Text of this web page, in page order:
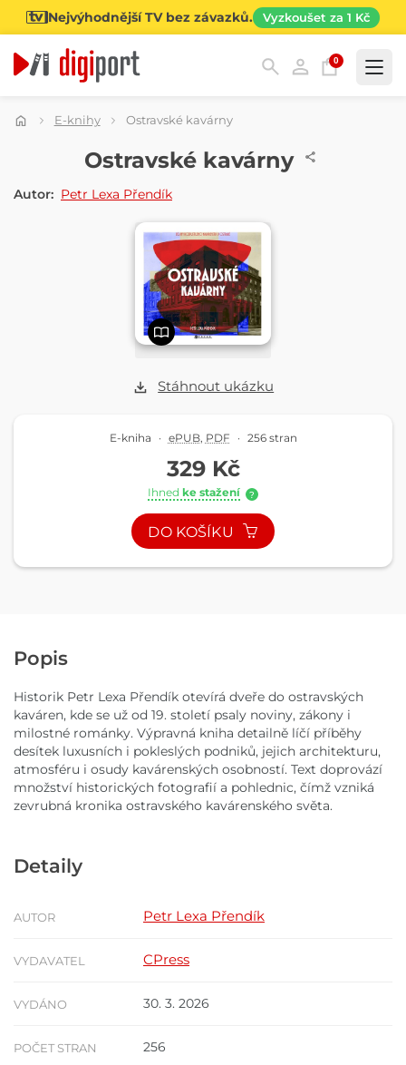
Nejvýhodnější TV bez závazků. Vyzkoušet za 1 Kč
0
Kategorie
E-knihy Ostravské kavárny
Stáhnout ukázku
Ostravské kavárny
Autor: Petr Lexa Přendík
E-kniha · ePUB, PDF · 256 stran
329 Kč
Ihned ke stažení ?
DO KOŠÍKU
Popis
Historik Petr Lexa Přendík otevírá dveře do ostravských
kaváren, kde se už od 19. století psaly noviny, zákony i
milostné románky. Výpravná kniha detailně líčí příběhy
desítek luxusních i pokleslých podniků, jejich architekturu,
atmosféru i osudy kavárenských osobností. Text doprovází
množství historických fotografií a pohlednic, čímž vzniká
zevrubná kronika ostravského kavárenského světa.
Detaily
AUTOR Petr Lexa Přendík
VYDAVATEL CPress
VYDÁNO 30. 3. 2026
POČET STRAN 256